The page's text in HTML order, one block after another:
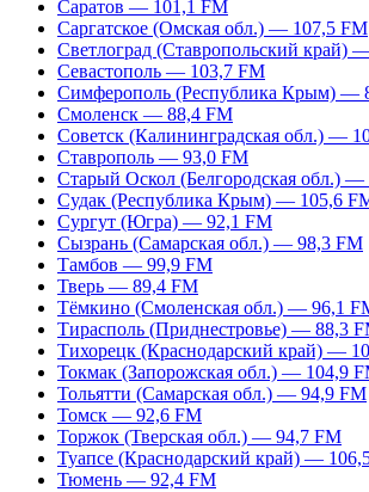
Саратов — 101,1 FM
Саргатское (Омская обл.) — 107,5 FM
Светлоград (Ставропольский край)
Севастополь — 103,7 FM
Симферополь (Республика Крым) —
Смоленск — 88,4 FM
Советск (Калининградская обл.) —
Ставрополь — 93,0 FM
Старый Оскол (Белгородская обл.) —
Судак (Республика Крым) — 105,6
Сургут (Югра) — 92,1 FM
Сызрань (Самарская обл.) — 98,3 FM
Тамбов — 99,9 FM
Тверь — 89,4 FM
Тёмкино (Смоленская обл.) — 96,1
Тирасполь (Приднестровье) — 88,3
Тихорецк (Краснодарский край) —
Токмак (Запорожская обл.) — 104,9
Тольятти (Самарская обл.) — 94,9 FM
Томск — 92,6 FM
Торжок (Тверская обл.) — 94,7 FM
Туапсе (Краснодарский край) —
Тюмень — 92,4 FM